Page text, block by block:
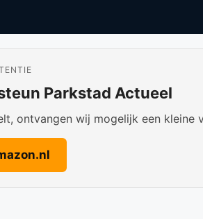
Parkstad Actueel
ontvangen wij mogelijk een